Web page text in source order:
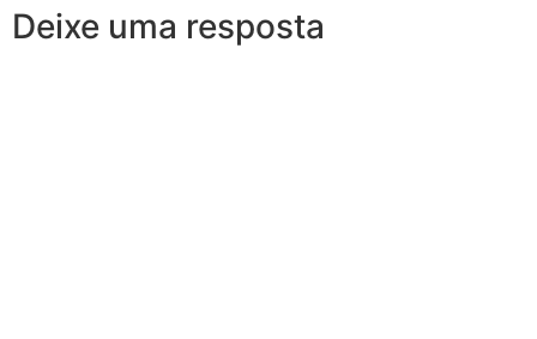
Deixe uma resposta